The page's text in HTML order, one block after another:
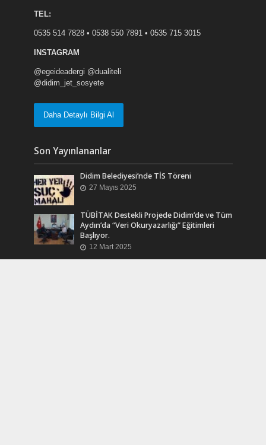
TEL:
0535 514 7828 • 0538 550 7891 • 0535 715 3015
INSTAGRAM
@egeideadergi @dualiteli
@didim_jet_sosyete
Daha Detaylı Bilgi Al
Son Yayınlananlar
Didim Belediyesi’nde TİS Töreni
27 Mayıs 2025
TÜBİTAK Destekli Projede Didim’de ve Tüm
Aydın’da “Veri Okuryazarlığı” Eğitimleri
Başlıyor.
12 Mart 2025